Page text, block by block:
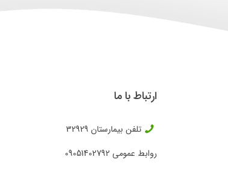
ارتباط با ما
تلفن بیمارستان 32929
روابط عمومی09051402792